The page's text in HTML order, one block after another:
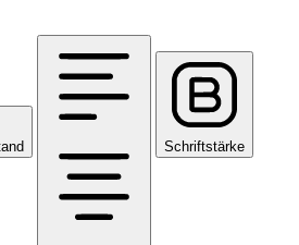
Schriftstärke